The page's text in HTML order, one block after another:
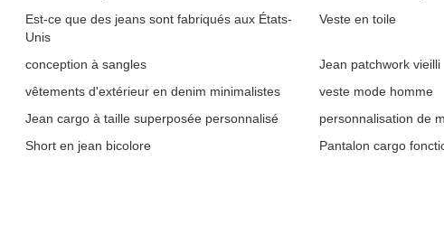
Est-ce que des jeans sont fabriqués aux États-
Unis
Veste en toile
conception à sangles Jean patchwork vieilli
vêtements d'extérieur en denim minimalistes
veste mode homme
Jean cargo à taille superposée personnalisé
personnalisation de
Short en jean bicolore
Pantalon cargo